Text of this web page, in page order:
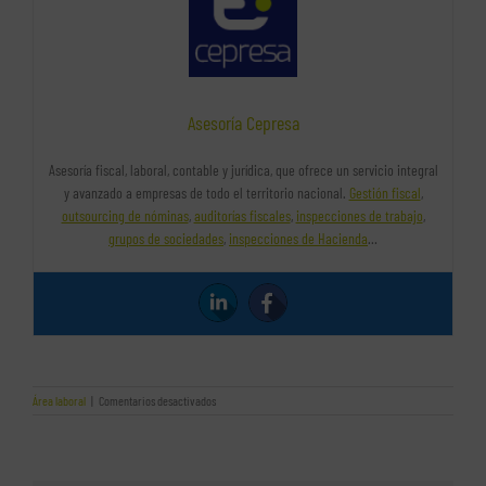
Asesoría Cepresa
Asesoría fiscal, laboral, contable y jurídica, que ofrece un servicio integral
y avanzado a empresas de todo el territorio nacional. Gestión fiscal,
outsourcing de nóminas,auditorías fiscales, inspecciones de trabajo,
grupos de sociedades, inspecciones de Hacienda…
Área laboral | Comentarios desactivadosen